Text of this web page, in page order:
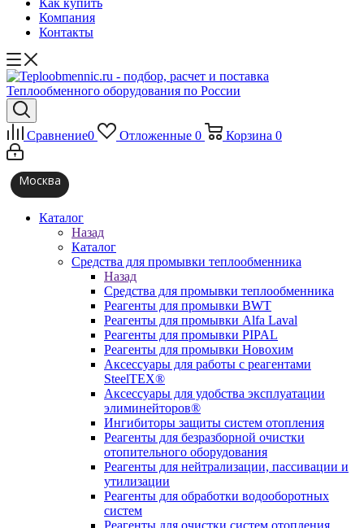
Как купить
Компания
Контакты
Сравнение0 Отложенные 0 Корзина 0
Москва
Каталог
Назад
Каталог
Средства для промывки теплообменника
Назад
Средства для промывки теплообменника
Реагенты для промывки BWT
Реагенты для промывки Alfa Laval
Реагенты для промывки PIPAL
Реагенты для промывки Новохим
Аксессуары для работы с реагентами
SteelTEX®
Аксессуары для удобства эксплуатации
элиминейторов®
Ингибиторы защиты систем отопления
Реагенты для безразборной очистки
отопительного оборудования
Реагенты для нейтрализации, пассивации и
утилизации
Реагенты для обработки водооборотных
систем
Реагенты для очистки систем отопления